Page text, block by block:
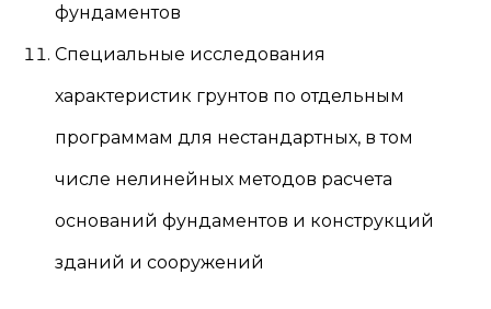
фундаментов
Специальные исследования
характеристик грунтов по отдельным
программам для нестандартных, в том
числе нелинейных методов расчета
оснований фундаментов и конструкций
зданий и сооружений